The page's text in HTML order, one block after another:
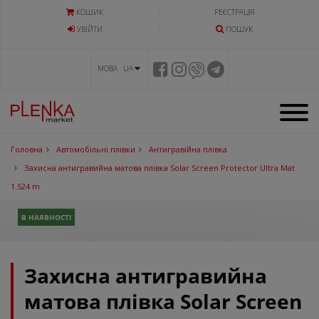
КОШИК
РЕЄСТРАЦІЯ
УВIЙТИ
ПОШУК
МОВА UA
Головна Автомобільні плівки
Антигравійна плівка
Захисна антигравийна матова плівка Solar Screen Protector Ultra Mat
1.524 m
В НАЯВНОСТІ
Захисна антигравийна
матова плівка Solar Screen